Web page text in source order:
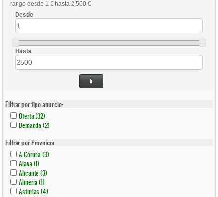
rango desde 1 € hasta 2,500 €
Desde
Hasta
Ir
Filtrar por tipo anuncio:
Apply
Oferta
Filter
Oferta (32)
Oferta
Filter
Apply
Demanda
Filter
Demanda (2)
Filtrar por Provincia
Apply
A
Coruna
Filter
A Coruna (3)
Apply
Alava
Filter
Alava (1)
Alava
Filter
Apply
Alicante
Filter
Alicante (3)
Apply
Almeria
Filter
Almeria (1)
Almeria
Filter
ApplyAsturias (4)